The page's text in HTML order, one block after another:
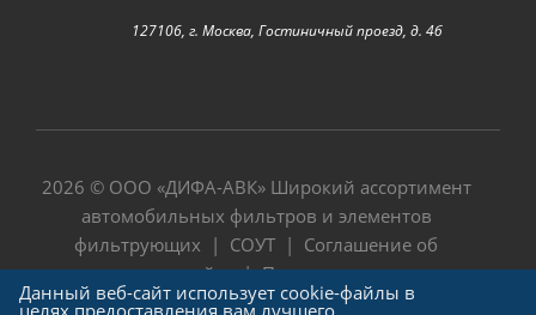
127106, г. Москва, Гостиничный проезд, д. 4б
2026 © ООО «ДИФА-АВК» Широкий ассортимент
автомобильных фильтров и элементов
фильтрующих | СОУТ | Соглашение об
использовании сайта|Политика в отношении
обработки персональных данных
Данный веб-сайт использует cookie-файлы в
целях предоставления вам лучшего